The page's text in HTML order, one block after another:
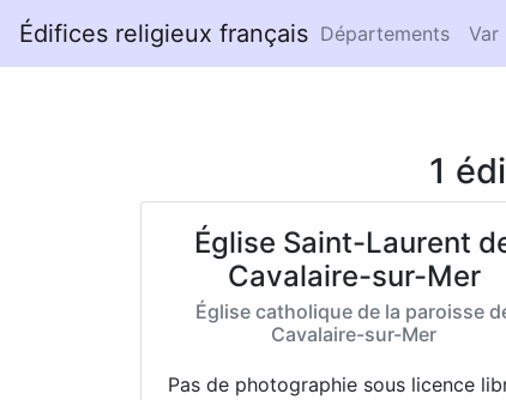
Édifices religieux français Départements Var
1
Église Saint-Laurent
Cavalaire-sur-Mer
Église catholique de la paroisse
Cavalaire-sur-Mer
Pas de photographie sous licence